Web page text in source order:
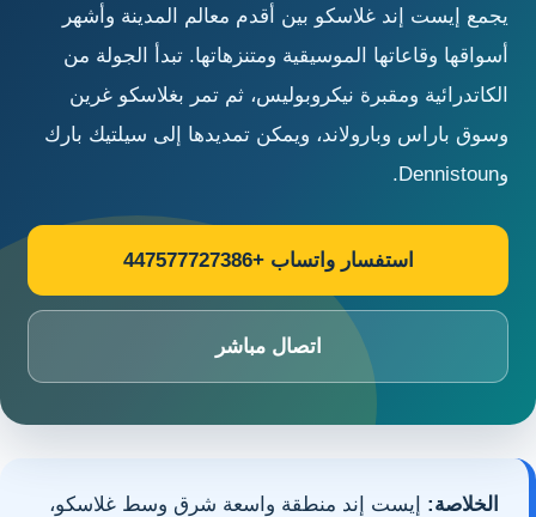
يجمع إيست إند غلاسكو بين أقدم معالم المدينة وأشهر
أسواقها وقاعاتها الموسيقية ومتنزهاتها. تبدأ الجولة من
الكاتدرائية ومقبرة نيكروبوليس، ثم تمر بغلاسكو غرين
وسوق باراس وبارولاند، ويمكن تمديدها إلى سيلتيك بارك
وDennistoun.
استفسار واتساب +447577727386
اتصال مباشر
الخلاصة: إيست إند منطقة واسعة شرق وسط غلاسكو،